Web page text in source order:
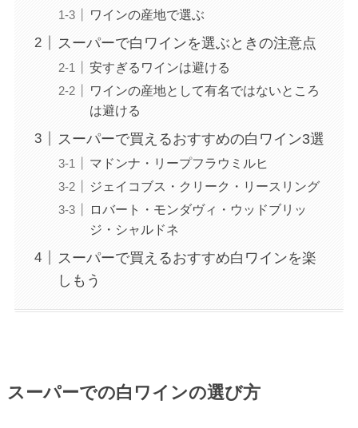
ワインの産地で選ぶ
スーパーで白ワインを選ぶときの注意点
安すぎるワインは避ける
ワインの産地として有名ではないところ
は避ける
スーパーで買えるおすすめの白ワイン3選
マドンナ・リープフラウミルヒ
ジェイコブス・クリーク・リースリング
ロバート・モンダヴィ・ウッドブリッ
ジ・シャルドネ
スーパーで買えるおすすめ白ワインを楽
しもう
スーパーでの白ワインの選び方